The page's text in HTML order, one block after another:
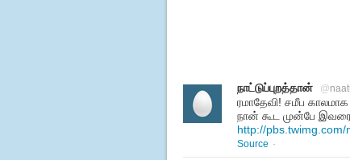
நாட்டுப்புறத்தான் @
ரமாதேவி! சமீப
நான் கூட முன்பே
http://pbs.twimg.com/
Source ·